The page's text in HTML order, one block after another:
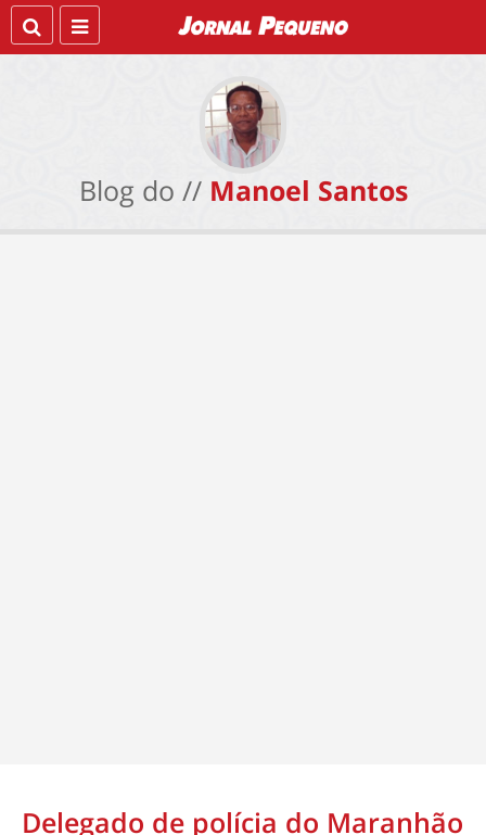
Blog do // Manoel Santos
Delegado de polícia do Maranhão